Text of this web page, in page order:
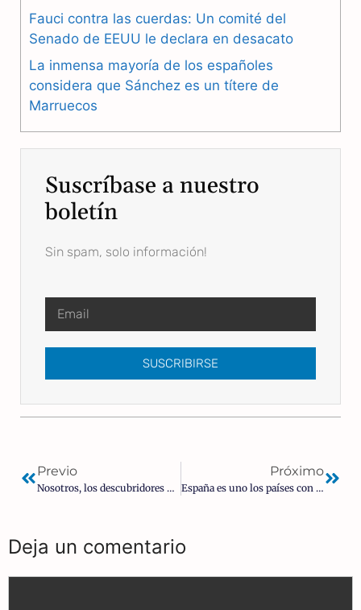
k
m
p
Fauci contra las cuerdas: Un comité del
Senado de EEUU le declara en desacato
La inmensa mayoría de los españoles
considera que Sánchez es un títere de
Marruecos
Suscríbase a nuestro
boletín
Sin spam, solo información!
SUSCRIBIRSE
Previo
Nosotros, los descubridores y conquistadores españoles | Juan Hernández Hortigüela
Próximo
España es uno los países con mayor hostilidad religiosa del mundo según informe
Deja un comentario